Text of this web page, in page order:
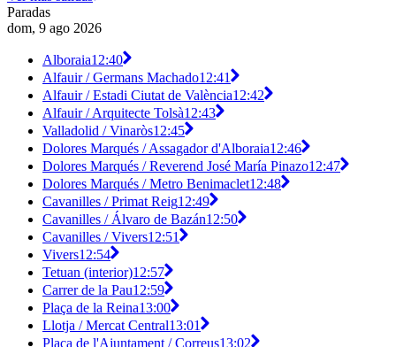
Paradas
dom, 9 ago 2026
Alboraia12:40
Alfauir / Germans Machado12:41
Alfauir / Estadi Ciutat de València12:42
Alfauir / Arquitecte Tolsà12:43
Valladolid / Vinaròs12:45
Dolores Marqués / Assagador d'Alboraia12:46
Dolores Marqués / Reverend José María Pinazo12:47
Dolores Marqués / Metro Benimaclet12:48
Cavanilles / Primat Reig12:49
Cavanilles / Álvaro de Bazán12:50
Cavanilles / Vivers12:51
Vivers12:54
Tetuan (interior)12:57
Carrer de la Pau12:59
Plaça de la Reina13:00
Llotja / Mercat Central13:01
Plaça de l'Ajuntament / Correus13:02